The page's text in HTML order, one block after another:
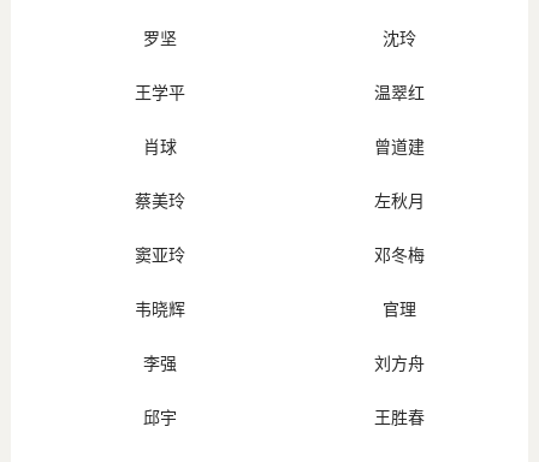
罗坚 沈玲
王学平 温翠红
肖球 曾道建
蔡美玲 左秋月
窦亚玲 邓冬梅
韦晓辉 官理
李强 刘方舟
邱宇 王胜春